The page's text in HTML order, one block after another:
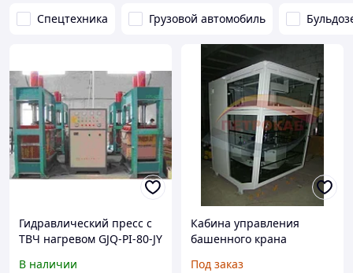
Спецтехника Грузовой автомобиль
Гидравлический пресс с
ТВЧ нагревом GJQ-PI-80-JY
В наличии
Кабина управления
башенного крана
Под заказ